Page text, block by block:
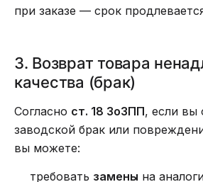
при заказе — срок
3. Возврат товара
качества (брак)
Согласно ст. 18 ЗоЗПП, если вы
заводской брак или
вы можете:
требовать замены на